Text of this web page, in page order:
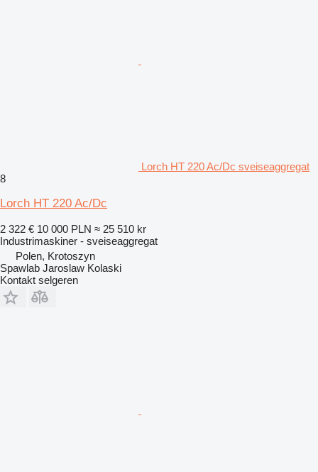
Lorch HT 220 Ac/Dc sveiseaggregat
8
Lorch HT 220 Ac/Dc
2 322 € 10 000 PLN ≈ 25 510 kr
Industrimaskiner - sveiseaggregat
Polen, Krotoszyn
Spawlab Jaroslaw Kolaski
Kontakt selgeren